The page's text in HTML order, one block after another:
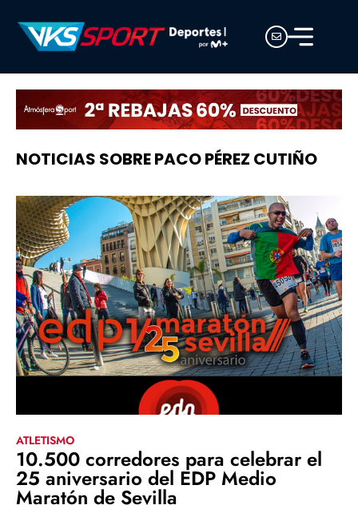
NOTICIAS SOBRE PACO PÉREZ CUTIÑO
ATLETISMO
10.500 corredores para celebrar el
25 aniversario del EDP Medio
Maratón de Sevilla